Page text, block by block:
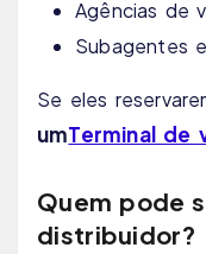
Agências de
Subagentes
Se eles
umTerminal de
Quem pode
distribuidor?